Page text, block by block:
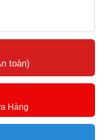
toàn)
Hàng